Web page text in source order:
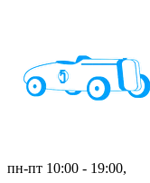
пн-пт 10:00 - 19:00,